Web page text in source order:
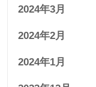
2024年3月
2024年2月
2024年1月